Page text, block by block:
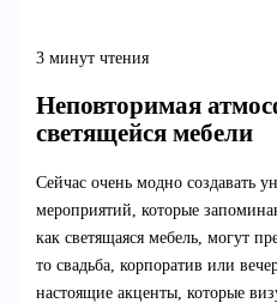
3 минут чтения
Неповторимая
светящейся мебели
Сейчас очень модно создавать
мероприятий, которые
как светящаяся мебель, могут
то свадьба, корпоратив или
настоящие акценты, которые